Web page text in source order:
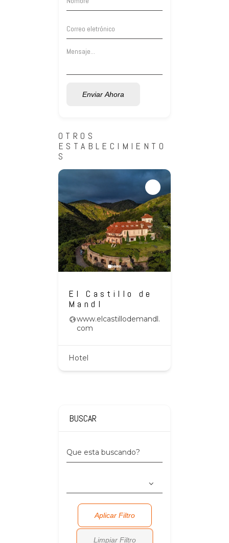
Enviar Ahora
OTROS
ESTABLECIMIENTO
S
El Castillo de
Mandl
www.elcastillodemandl.
com
Hotel
BUSCAR
Que esta buscando?
Aplicar Filtro
Limpiar Filtro